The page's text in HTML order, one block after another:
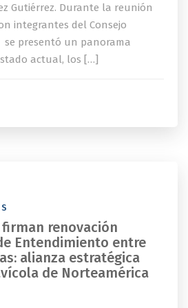
Gutiérrez. Durante la reunión
integrantes del Consejo
se presentó un panorama
actual, los […]
firman renovación
Entendimiento entre
alianza estratégica
de Norteamérica